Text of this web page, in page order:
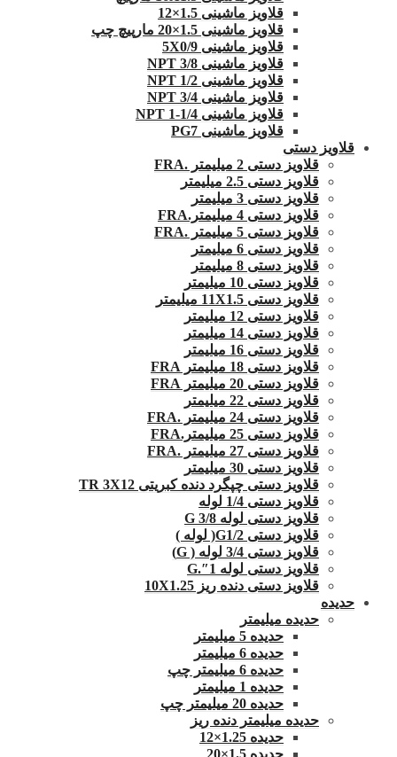
قلاویز ماشینی 1.5×12
قلاویز ماشینی 1.5×20 مارپیچ چپ
قلاویز ماشینی 5X0/9
قلاویز ماشینی 3/8 NPT
قلاویز ماشینی 1/2 NPT
قلاویز ماشینی 3/4 NPT
قلاویز ماشینی 1/4-1 NPT
قلاویز ماشینی PG7
قلاویز دستی
قلاویز دستی 2 میلیمتر .FRA
قلاویز دستی 2.5 میلیمتر
قلاویز دستی 3 میلیمتر
قلاویز دستی 4 میلیمتر.FRA
قلاویز دستی 5 میلیمتر .FRA
قلاویز دستی 6 میلیمتر
قلاویز دستی 8 میلیمتر
قلاویز دستی 10 میلیمتر
قلاویز دستی 11X1.5 میلیمتر
قلاویز دستی 12 میلیمتر
قلاویز دستی 14 میلیمتر
قلاویز دستی 16 میلیمتر
قلاویز دستی 18 میلیمتر FRA
قلاویز دستی 20 میلیمتر FRA
قلاویز دستی 22 میلیمتر
قلاویز دستی 24 میلیمتر .FRA
قلاویز دستی 25 میلیمتر.FRA
قلاویز دستی 27 میلیمتر .FRA
قلاویز دستی 30 میلیمتر
قلاویز دستی چپگرد دنده کبریتی TR 3X12
قلاویز دستی 1/4 لوله
قلاویز دستی لوله G 3/8
قلاویز دستی G1/2( لوله )
قلاویز دستی 3/4 لوله ( G)
قلاویز دستی لوله 1″.G
قلاویز دستی دنده ریز 10X1.25
حدیده
حدیده میلیمتر
حدیده 5 میلیمتر
حدیده 6 میلیمتر
حدیده 6 میلیمتر چپ
حدیده 1 میلیمتر
حدیده 20 میلیمتر چپ
حدیده میلیمتر دنده ریز
حدیده 1.25×12
حدیده 1.5×20